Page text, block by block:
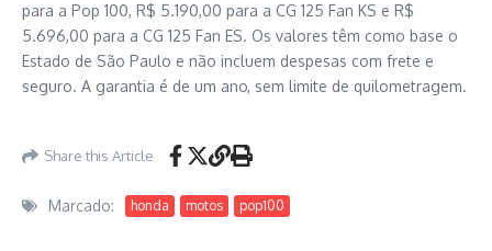
para a Pop 100, R$ 5.190,00 para a CG 125 Fan KS e R$
5.696,00 para a CG 125 Fan ES. Os valores têm como base o
Estado de São Paulo e não incluem despesas com frete e
seguro. A garantia é de um ano, sem limite de quilometragem.
Share this Article
Marcado: honda motos pop100